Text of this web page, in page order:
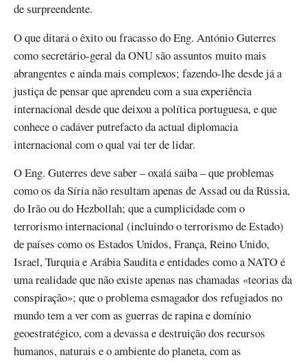
de surpreendente.
O que ditará o êxito ou fracasso do Eng. António Guterres
como secretário-geral da ONU são assuntos muito mais
abrangentes e ainda mais complexos; fazendo-lhe desde já a
justiça de pensar que aprendeu com a sua experiência
internacional desde que deixou a política portuguesa, e que
conhece o cadáver putrefacto da actual diplomacia
internacional com o qual vai ter de lidar.
O Eng. Guterres deve saber – oxalá saiba – que problemas
como os da Síria não resultam apenas de Assad ou da Rússia,
do Irão ou do Hezbollah; que a cumplicidade com o
terrorismo internacional (incluindo o terrorismo de Estado)
de países como os Estados Unidos, França, Reino Unido,
Israel, Turquia e Arábia Saudita e entidades como a NATO é
uma realidade que não existe apenas nas chamadas «teorias da
conspiração»; que o problema esmagador dos refugiados no
mundo tem a ver com as guerras de rapina e domínio
geoestratégico, com a devassa e destruição dos recursos
humanos, naturais e o ambiente do planeta, com as